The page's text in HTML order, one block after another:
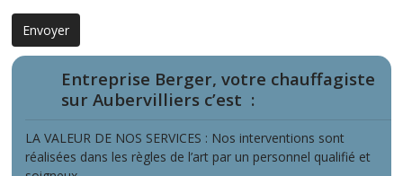
Entreprise Berger, votre chauffagiste
sur Aubervilliers c’est :
LA VALEUR DE NOS SERVICES : Nos interventions sont
réalisées dans les règles de l’art par un personnel qualifié et